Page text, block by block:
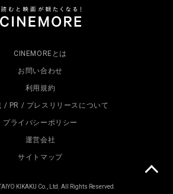
CINEMOREとは
お問い合わせ
利用規約
/ PR / プレスリリースについて
プライバシーポリシー
運営会社
サイトマップ
KIKAKU Co., Ltd. All Rights Reserved.